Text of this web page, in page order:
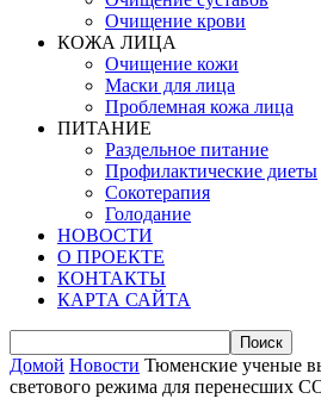
Очищение крови
КОЖА ЛИЦА
Очищение кожи
Маски для лица
Проблемная кожа лица
ПИТАНИЕ
Раздельное питание
Профилактические диеты
Сокотерапия
Голодание
НОВОСТИ
О ПРОЕКТЕ
КОНТАКТЫ
КАРТА САЙТА
Домой Новости Тюменские ученые
светового режима для перенесших